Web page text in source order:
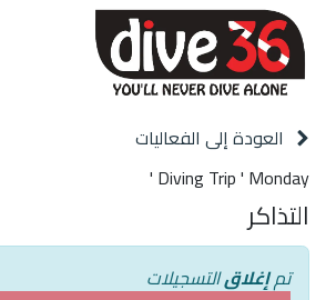
العودة إلى الفعاليات
Diving Trip ' Monday '
التذاكر
تمإغلاقالتسجيلات